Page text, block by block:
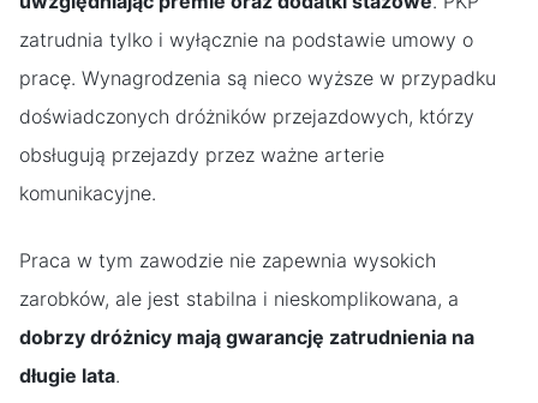
zatrudnia tylko i wyłącznie na podstawie umowy o
pracę. Wynagrodzenia są nieco wyższe w przypadku
doświadczonych dróżników przejazdowych, którzy
obsługują przejazdy przez ważne arterie
komunikacyjne.
Praca w tym zawodzie nie zapewnia wysokich
zarobków, ale jest stabilna i nieskomplikowana, a
dobrzy dróżnicy mają gwarancję zatrudnienia na
długie lata.